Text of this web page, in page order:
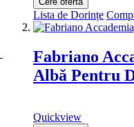
Lista de Dorințe
Fabriano
Albă Pentru
Quickview